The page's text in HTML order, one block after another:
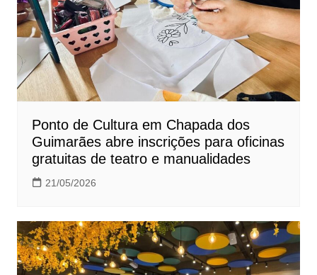
Ponto de Cultura em Chapada dos
Guimarães abre inscrições para oficinas
gratuitas de teatro e manualidades
21/05/2026